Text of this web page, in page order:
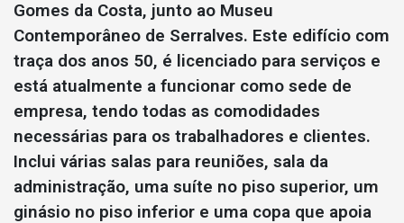
Gomes da Costa, junto ao Museu
Contemporâneo de Serralves. Este edifício com
traça dos anos 50, é licenciado para serviços e
está atualmente a funcionar como sede de
empresa, tendo todas as comodidades
necessárias para os trabalhadores e clientes.
Inclui várias salas para reuniões, sala da
administração, uma suíte no piso superior, um
ginásio no piso inferior e uma copa que apoia